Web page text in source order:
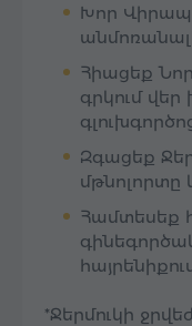
Խոր
Հիացեք
գրկում
Զգացեք
մթնոլորտը
Համտեսեք
*Ջերմուկի